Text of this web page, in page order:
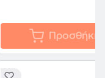
Προσθήκη